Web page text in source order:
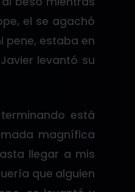
el se agachó
estaba en
levantó su
está
magnífica
llegar a mis
que alguien